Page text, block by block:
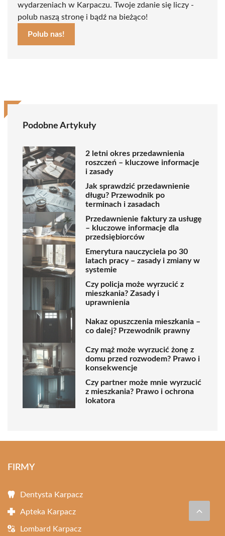
wydarzeniach w Karpaczu. Twoje zdanie się liczy -
polub naszą stronę i bądź na bieżąco!
Polub nas!
Podobne Artykuły
2 letni okres przedawnienia
roszczeń – kluczowe informacje
i zasady
Jak sprawdzić przedawnienie
długu? Przewodnik po
terminach i zasadach
Przedawnienie faktury za usługę
– kluczowe informacje dla
przedsiębiorców
Emerytura nauczyciela po 30
latach pracy – zasady i zmiany w
systemie
Czy policja może wyrzucić z
mieszkania? Zasady i
uprawnienia
Nakaz opuszczenia mieszkania –
co dalej? Przewodnik prawny
Czy mąż może wyrzucić żonę z
domu przed rozwodem? Prawo i
konsekwencje
Czy partner może mnie wyrzucić
z mieszkania? Prawo i ochrona
lokatora
FIRMY
Dentysta Karpacz
Apteka Karpacz
Lombard Karpacz